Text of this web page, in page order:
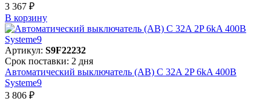
3 367 ₽
В корзинy
Артикул: S9F22232
Срок поставки: 2 дня
Автоматический выключатель (АВ) C 32A 2P 6kA 400В
Systeme9
3 806 ₽